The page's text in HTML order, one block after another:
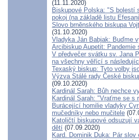
(11.11.2020)
Biskupové Polska: "S bolestí
pokoj (na základě listu
Slovo brněnského biskupa
(31.10.2020)
Vladyka Ján Babjak: Buďme
Arcibiskup Aupetit: Pandemie
V předvečer svátku sv. Jana
na všechny věřící s
Texaský biskup: Tyto volby
Výzva Stálé rady České
(09.10.2020)
Kardinál Sarah: Bůh nechce
Kardinál Sarah: "Vraťme se s
Burácející homilie vladyky
mučedníky nebo mučitele
Katoličtí biskupové odsuzují
dětí (07.09.2020)
Kard. Dominik Duka: Pár slov